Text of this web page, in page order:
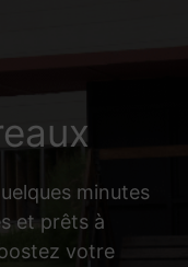
minutes
et prêts à
votre